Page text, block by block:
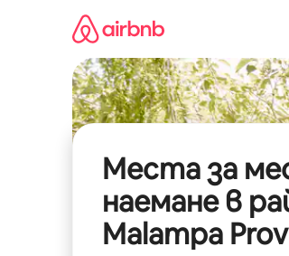
съдържанието
Места за
наемане в
Malampa